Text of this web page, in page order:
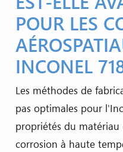
POUR LES
INCONEL
Les méthodes de
pas optimales pour
propriétés du matériau
corrosion à haute